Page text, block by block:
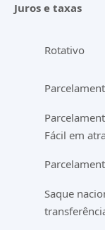
Juros e taxas
Rotativo
Fácil em
Saque